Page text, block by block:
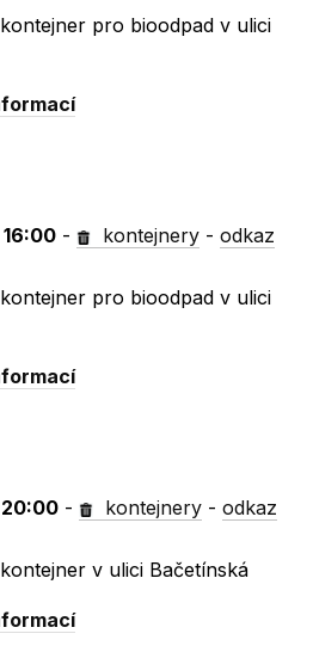
pro bioodpad v ulici
- kontejnery -odkaz
pro bioodpad v ulici
20:00 - kontejnery -odkaz
v ulici Bačetínská